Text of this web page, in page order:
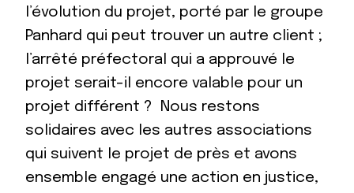
l’évolution du projet, porté par le groupe
Panhard qui peut trouver un autre client ;
l’arrêté préfectoral qui a approuvé le
projet serait-il encore valable pour un
projet différent ? Nous restons
solidaires avec les autres associations
qui suivent le projet de près et avons
ensemble engagé une action en justice,